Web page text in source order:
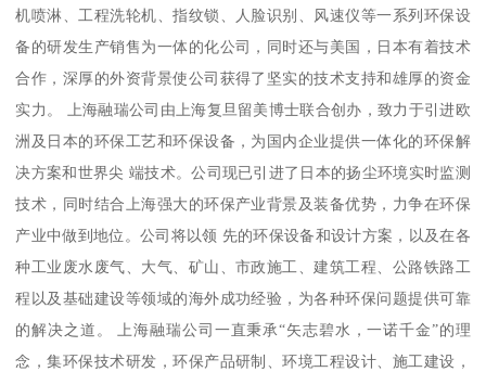
机喷淋、工程洗轮机、指纹锁、人脸识别、风速仪等一系列环保设
备的研发生产销售为一体的化公司，同时还与美国，日本有着技术
合作，深厚的外资背景使公司获得了坚实的技术支持和雄厚的资金
实力。 上海融瑞公司由上海复旦留美博士联合创办，致力于引进欧
洲及日本的环保工艺和环保设备，为国内企业提供一体化的环保解
决方案和世界尖 端技术。公司现已引进了日本的扬尘环境实时监测
技术，同时结合上海强大的环保产业背景及装备优势，力争在环保
产业中做到地位。公司将以领 先的环保设备和设计方案，以及在各
种工业废水废气、大气、矿山、市政施工、建筑工程、公路铁路工
程以及基础建设等领域的海外成功经验，为各种环保问题提供可靠
的解决之道。 上海融瑞公司一直秉承“矢志碧水，一诺千金”的理
念，集环保技术研发，环保产品研制、环境工程设计、施工建设，